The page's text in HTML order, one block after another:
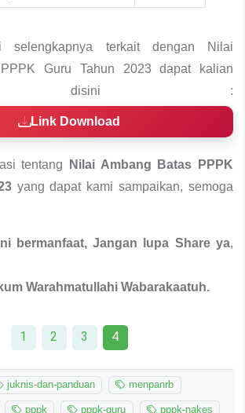
selengkapnya terkait dengan Nilai
Guru Tahun 2023 dapat kalian
disini :
Link Download
tentang
Nilai Ambang Batas PPPK
yang dapat kami sampaikan, semoga
bermanfaat, Jangan lupa Share ya,
Warahmatullahi Wabarakaatuh.
1 2 3 4
juknis-dan-panduan menpanrb
pppk pppk-guru pppk-nakes